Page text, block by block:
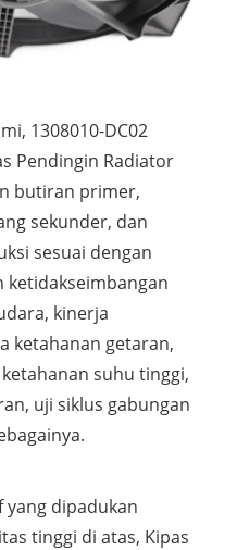
1308010-DC02
Pendingin Radiator
butiran primer,
sekunder, dan
sesuai dengan
ketidakseimbangan
kinerja
ketahanan getaran,
suhu tinggi,
uji siklus gabungan
dipadukan
tinggi di atas, Kipas